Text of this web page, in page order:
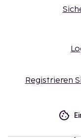
Registrieren